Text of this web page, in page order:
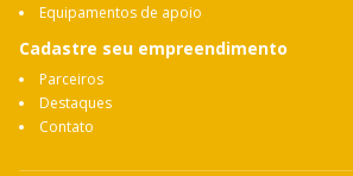
Equipamentos de apoio
Cadastre seu empreendimento
Parceiros
Destaques
Contato